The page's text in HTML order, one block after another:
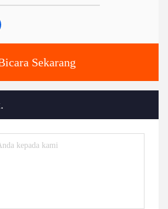
Sekarang